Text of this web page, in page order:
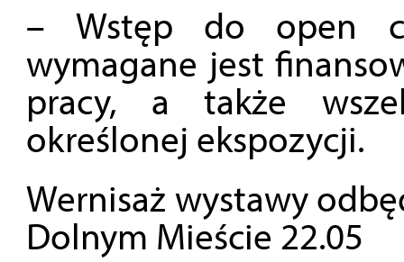
– Wstęp do open
wymagane jest
pracy, a także
określonej ekspozycji.
Wernisaż wystawy
Dolnym Mieście 22.05